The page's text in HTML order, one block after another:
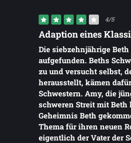
4/5
Adaption eines
Die siebzehnjährige
aufgefunden. Beths
zu und versucht selbst,
herausstellt, kämen
Schwestern. Amy, die
schweren Streit mit Beth
Geheimnis Beth
Thema für ihren neuen
eigentlich der Vater der